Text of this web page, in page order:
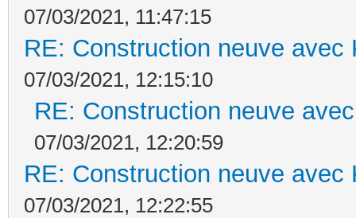
07/03/2021, 11:47:15
RE: Construction neuve avec
07/03/2021, 12:15:10
RE: Construction neuve
07/03/2021, 12:20:59
RE: Construction neuve avec
07/03/2021, 12:22:55